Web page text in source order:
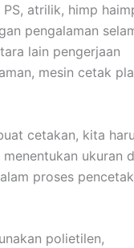
atrilik, himp
pengalaman
lain pengerjaan
mesin cetak
cetakan, kita
ukuran
proses
polietilen,